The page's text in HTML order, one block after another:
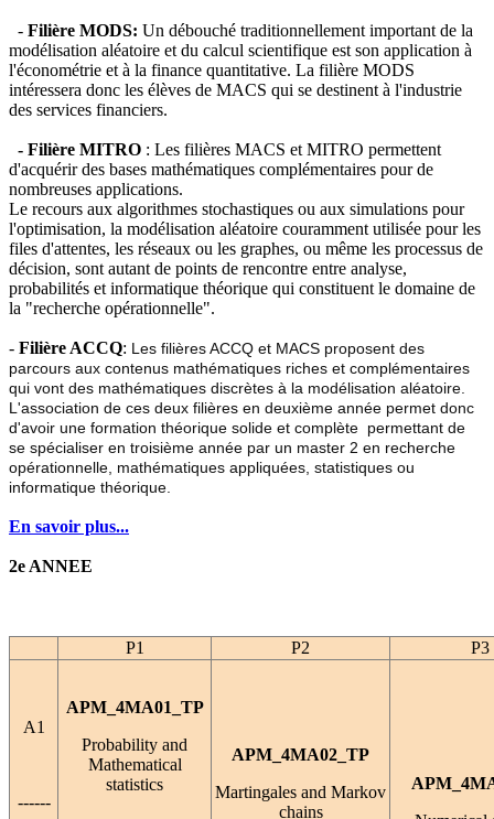
- Filière MODS: Un débouché traditionnellement important de la
modélisation aléatoire et du calcul scientifique est son application à
l'économétrie et à la finance quantitative. La filière MODS
intéressera donc les élèves de MACS qui se destinent à l'industrie
des services financiers.
- Filière MITRO : Les filières MACS et MITRO permettent
d'acquérir des bases mathématiques complémentaires pour de
nombreuses applications.
Le recours aux algorithmes stochastiques ou aux simulations pour
l'optimisation, la modélisation aléatoire couramment utilisée pour les
files d'attentes, les réseaux ou les graphes, ou même les processus de
décision, sont autant de points de rencontre entre analyse,
probabilités et informatique théorique qui constituent le domaine de
la "recherche opérationnelle".
- Filière ACCQ: Les filières ACCQ et MACS proposent des
parcours aux contenus mathématiques riches et complémentaires
qui vont des mathématiques discrètes à la modélisation aléatoire.
L'association de ces deux filières en deuxième année permet donc
d'avoir une formation théorique solide et complète permettant de
se spécialiser en troisième année par un master 2 en recherche
opérationnelle, mathématiques appliquées, statistiques ou
informatique théorique.
En savoir plus...
2e ANNEE
P1 P2 P3
A1
------
APM_4MA01_TP
Probability and
Mathematical
statistics
APM_4MA02_TP
Martingales and Markov
chains